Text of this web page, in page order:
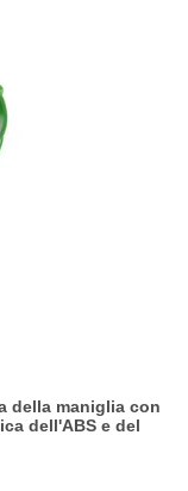
della maniglia con
dell'ABS e del